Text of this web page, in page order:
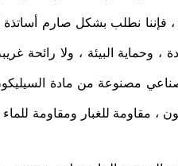
، فإننا نطلب بشكل صارم
، وحماية البيئة ، ولا رائحة
مصنوعة من مادة
مقاومة للغبار ومقاومة